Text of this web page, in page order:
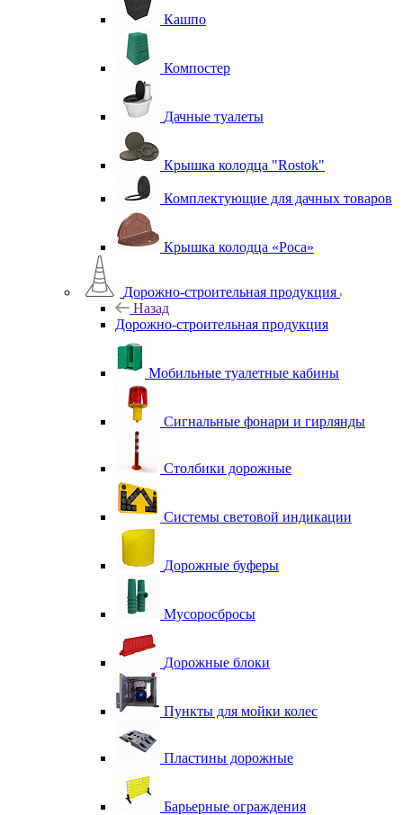
Кашпо
Компостер
Дачные туалеты
Крышка колодца "Rostok"
Комплектующие для дачных товаров
Крышка колодца «Роса»
Дорожно-строительная продукция
Назад
Дорожно-строительная продукция
Мобильные туалетные кабины
Сигнальные фонари и гирлянды
Столбики дорожные
Системы световой индикации
Дорожные буферы
Мусоросбросы
Дорожные блоки
Пункты для мойки колес
Пластины дорожные
Барьерные ограждения